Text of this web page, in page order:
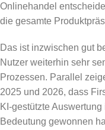
Onlinehandel
die gesamte
Das ist inzwischen gut
Nutzer weiterhin sehr
Prozessen. Parallel
2025 und 2026, dass
KI-gestützte
Bedeutung gewonnen